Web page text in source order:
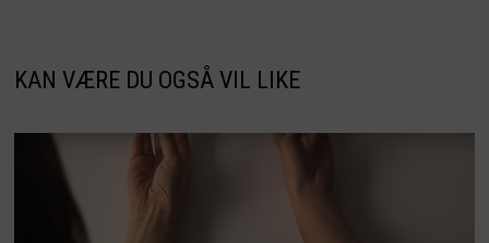
KAN VÆRE DU OGSÅ VIL LIKE